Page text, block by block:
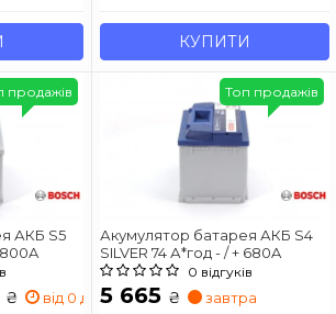
КУПИТИ
АКБ S5
800A
₴ від 0 дн.
продажів
Акумулятор батарея АКБ S4
SILVER 74 А*год - / + 680A
0 відгуків
5 665 ₴ завтра
Топ продажів